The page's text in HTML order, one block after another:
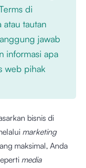
di
tautan
jawab
informasi apa
web pihak
bisnis di
marketing
maksimal, Anda
media